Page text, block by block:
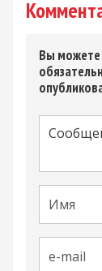
Вы можете